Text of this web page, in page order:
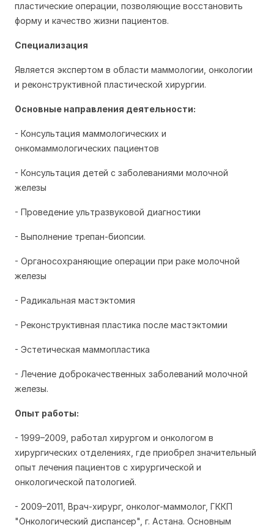
пластические операции, позволяющие восстановить
форму и качество жизни пациентов.
Специализация
Является экспертом в области маммологии, онкологии
и реконструктивной пластической хирургии.
Основные направления деятельности:
- Консультация маммологических и
онкомаммологических пациентов
- Консультация детей с заболеваниями молочной
железы
- Проведение ультразвуковой диагностики
- Выполнение трепан-биопсии.
- Органосохраняющие операции при раке молочной
железы
- Радикальная мастэктомия
- Реконструктивная пластика после мастэктомии
- Эстетическая маммопластика
- Лечение доброкачественных заболеваний молочной
железы.
Опыт работы:
- 1999–2009, работал хирургом и онкологом в
хирургических отделениях, где приобрел значительный
опыт лечения пациентов с хирургической и
онкологической патологией.
- 2009–2011, Врач-хирург, онколог-маммолог, ГККП
"Онкологический диспансер", г. Астана. Основным